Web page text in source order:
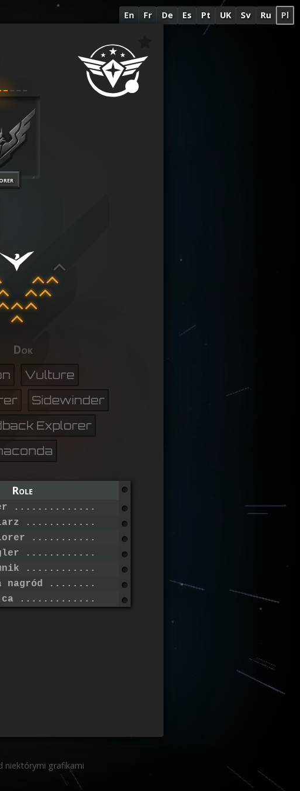
En Fr De Es Pt UK Sv Ru Pl
Dok
Vulture
Sidewinder
Explorer
Role
..................................
................................
...............................
................................
................................
nagród ..........................
................................
niektórymi grafikami